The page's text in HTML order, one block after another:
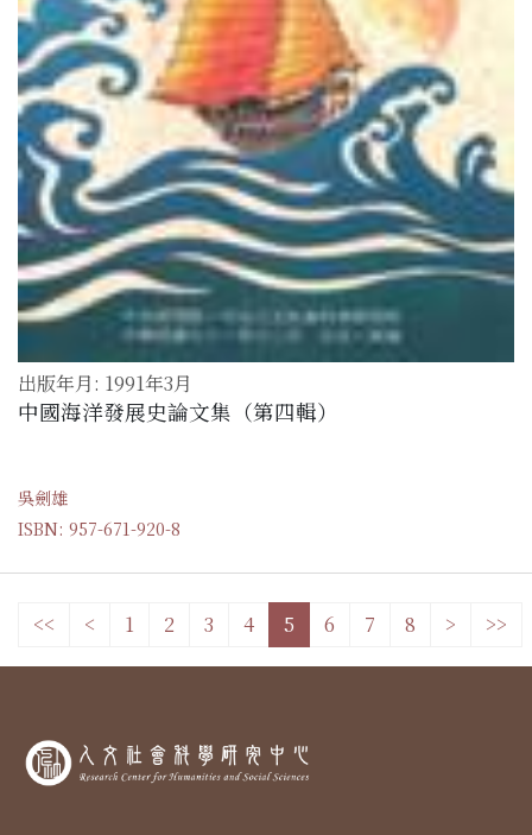
出版年月: 1991年3月
中國海洋發展史論文集（第四輯）
吳劍雄
ISBN: 957-671-920-8
<< < 1 2 3 4 5 6 7 8 > >>